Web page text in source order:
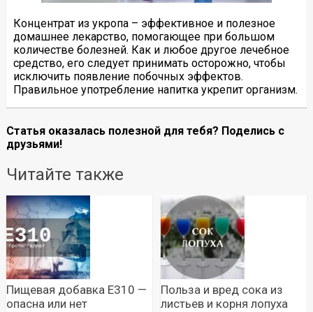
Концентрат из укропа – эффективное и полезное
домашнее лекарство, помогающее при большом
количестве болезней. Как и любое другое лечебное
средство, его следует принимать осторожно, чтобы
исключить появление побочных эффектов.
Правильное употребление напитка укрепит организм.
Статья оказалась полезной для тебя? Поделись с
друзьями!
Читайте также
Пищевая добавка Е310 —
опасна или нет
Польза и вред сока из
листьев и корня лопуха